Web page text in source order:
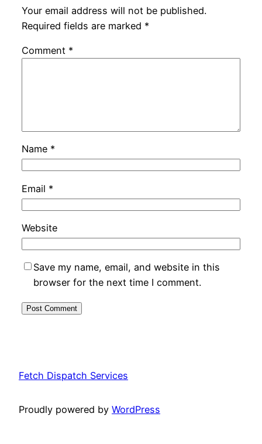
Your email address will not be published.
Required fields are marked *
Comment *
Name *
Email *
Website
Save my name, email, and website in this
browser for the next time I comment.
Fetch Dispatch Services
Proudly powered by WordPress